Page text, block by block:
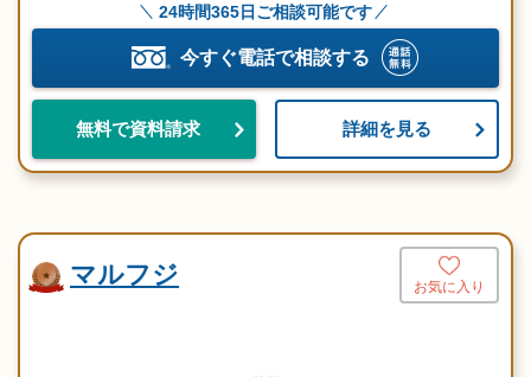
24時間365日ご相談可能です
今すぐ電話で相談する
無料で資料請求 詳細を見る
マルフジ お気に入り